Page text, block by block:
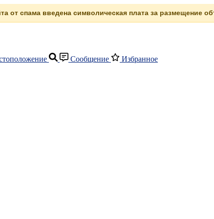
от спама введена символическая плата за размещение
Сообщение Избранное